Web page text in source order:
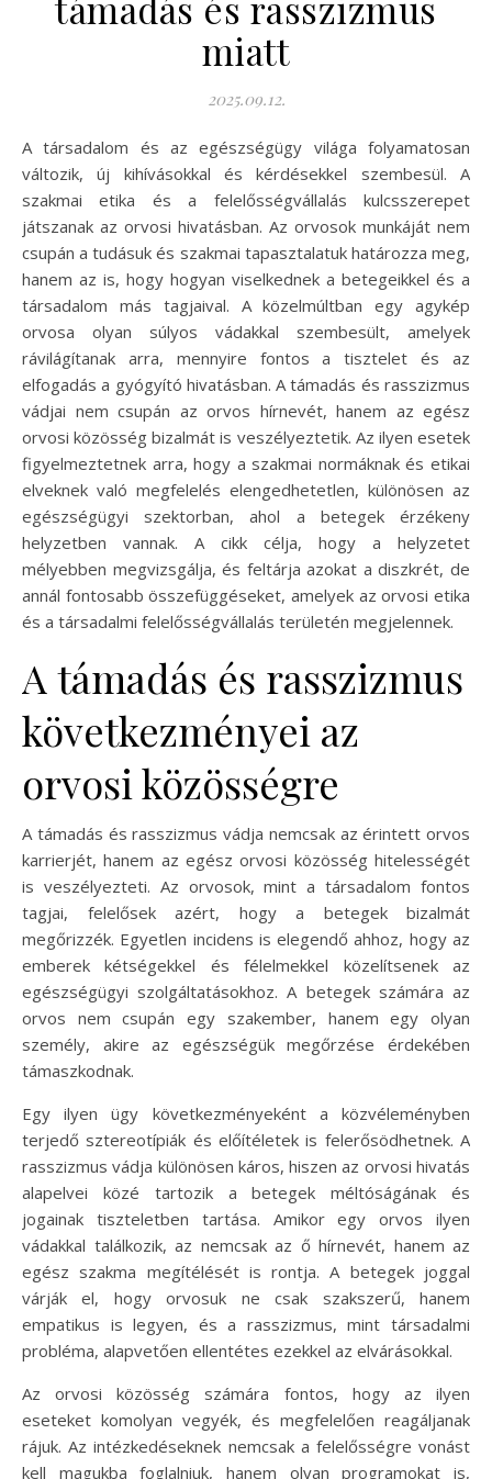
miatt
2025.09.12.
A társadalom és az egészségügy világa folyamatosan
változik, új kihívásokkal és kérdésekkel szembesül. A
szakmai etika és a felelősségvállalás kulcsszerepet
játszanak az orvosi hivatásban. Az orvosok munkáját nem
csupán a tudásuk és szakmai tapasztalatuk határozza meg,
hanem az is, hogy hogyan viselkednek a betegeikkel és a
társadalom más tagjaival. A közelmúltban egy agykép
orvosa olyan súlyos vádakkal szembesült, amelyek
rávilágítanak arra, mennyire fontos a tisztelet és az
elfogadás a gyógyító hivatásban. A támadás és rasszizmus
vádjai nem csupán az orvos hírnevét, hanem az egész
orvosi közösség bizalmát is veszélyeztetik. Az ilyen esetek
figyelmeztetnek arra, hogy a szakmai normáknak és etikai
elveknek való megfelelés elengedhetetlen, különösen az
egészségügyi szektorban, ahol a betegek érzékeny
helyzetben vannak. A cikk célja, hogy a helyzetet
mélyebben megvizsgálja, és feltárja azokat a diszkrét, de
annál fontosabb összefüggéseket, amelyek az orvosi etika
és a társadalmi felelősségvállalás területén megjelennek.
A támadás és rasszizmus
következményei az
orvosi közösségre
A támadás és rasszizmus vádja nemcsak az érintett orvos
karrierjét, hanem az egész orvosi közösség hitelességét
is veszélyezteti. Az orvosok, mint a társadalom fontos
tagjai, felelősek azért, hogy a betegek bizalmát
megőrizzék. Egyetlen incidens is elegendő ahhoz, hogy az
emberek kétségekkel és félelmekkel közelítsenek az
egészségügyi szolgáltatásokhoz. A betegek számára az
orvos nem csupán egy szakember, hanem egy olyan
személy, akire az egészségük megőrzése érdekében
támaszkodnak.
Egy ilyen ügy következményeként a közvéleményben
terjedő sztereotípiák és előítéletek is felerősödhetnek. A
rasszizmus vádja különösen káros, hiszen az orvosi hivatás
alapelvei közé tartozik a betegek méltóságának és
jogainak tiszteletben tartása. Amikor egy orvos ilyen
vádakkal találkozik, az nemcsak az ő hírnevét, hanem az
egész szakma megítélését is rontja. A betegek joggal
várják el, hogy orvosuk ne csak szakszerű, hanem
empatikus is legyen, és a rasszizmus, mint társadalmi
probléma, alapvetően ellentétes ezekkel az elvárásokkal.
Az orvosi közösség számára fontos, hogy az ilyen
eseteket komolyan vegyék, és megfelelően reagáljanak
rájuk. Az intézkedéseknek nemcsak a felelősségre vonást
kell magukba foglalniuk, hanem olyan programokat is,